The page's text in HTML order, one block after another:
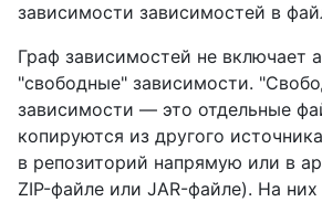
зависимости зависимостей в
Граф зависимостей не включает
"свободные" зависимости.
зависимости — это отдельные
копируются из другого
в репозиторий напрямую или в
ZIP-файле или JAR-файле). На